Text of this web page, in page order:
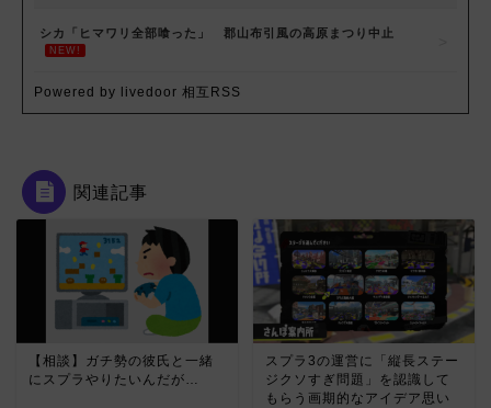
シカ「ヒマワリ全部喰った」 郡山布引風の高原まつり中止
NEW!
Powered by livedoor 相互RSS
関連記事
【相談】ガチ勢の彼氏と一緒
にスプラやりたいんだが…
スプラ3の運営に「縦長ステー
ジクソすぎ問題」を認識して
もらう画期的なアイデア思い